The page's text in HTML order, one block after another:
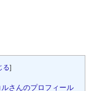
る]
さんのプロフィール